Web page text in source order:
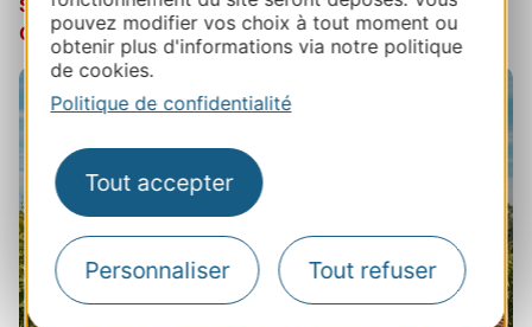
pouvez modifier vos choix à tout moment ou
obtenir plus d'informations via notre politique
de cookies.
Politique de confidentialité
Tout accepter
Personnaliser Tout refuser
Occitanie !